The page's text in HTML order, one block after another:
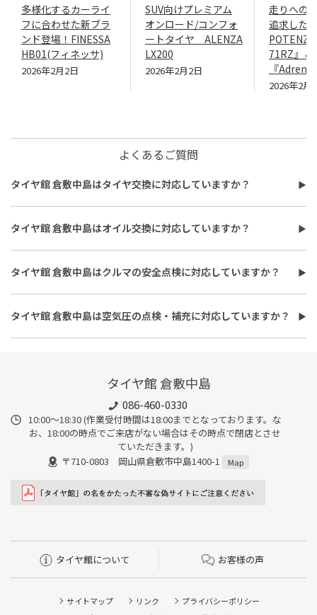
多様化するカーライ
フに合わせた新ブラ
ンド登場！FINESSA
HB01(フィネッサ)
2026年2月2日
SUV向けプレミアム
オンロード/コンフォ
ートタイヤ ALENZA
LX200
2026年2月2日
走りへの
追求した
71RZ』＆
『
2026年2月
よくあるご質問
タイヤ館 倉敷中島はタイヤ交換に対応していますか？
タイヤ館 倉敷中島はタイヤ交換に対応しています。
費用は、タイヤ交換工賃のほかに、タイヤ本体の価格やホイール
バランス調整、使用済みタイヤ処分費用などがかかる場合があり
ます。
また、作業時間は最短で約30分程度ですが、作業内容や交換本
数、車種により異なり、時間がかかる場合もございます。詳細は店
舗スタッフまでお気軽にご相談ください
タイヤ館 倉敷中島はオイル交換に対応していますか？
タイヤ館 倉敷中島はオイル交換に対応しています。
使用するオイルの種類（鉱物油・部分合成油・全合成油）や粘
度、交換量によって費用が変わります。工賃やフィルター代を含め
た交換費用については、店舗スタッフまでお問い合わせくださ
い。
また、所要時間は最短約30分程度になります。こちらもオイルフ
ィルターの同時交換や、在庫・車種、作業時期等により時間が変
タイヤ館 倉敷中島はクルマの安全点検に対応していますか？
タイヤ館 倉敷中島はおクルマの安全点検に対応しています。最短
30分、無料で対応させていただきます。
タイヤ館 倉敷中島は空気圧の点検・補充に対応していますか？
タイヤ館 倉敷中島は空気圧の点検・補充に対応しています。最短
タイヤ館 倉敷中島
086-460-0330
10:00～18:30 (作業受付時間は18:00までとなっております。な
お、18:00の時点でご来店がない場合はその時点で閉店とさせ
ていただきます。)
〒710-0803 岡山県倉敷市中島1400-1
Map
タイヤ館について お客様の声
サイトマップ リンク
プライバシーポリシー